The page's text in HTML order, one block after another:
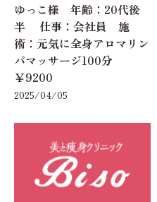
ゆっこ様 年齢：20代後
半 仕事：会社員 施
術：元気に全身アロマリン
パマッサージ100分
￥9200
2025/04/05